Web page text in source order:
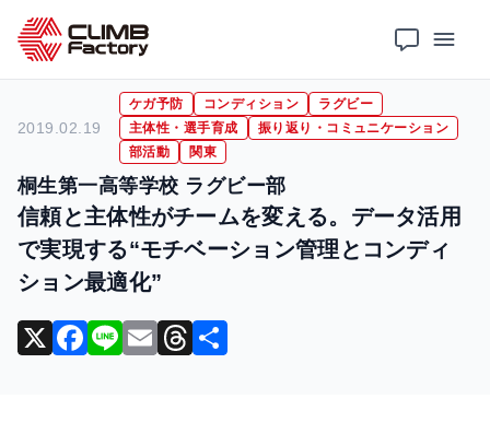
ホーム 導入事例 信頼と主体性がチームを変える。データ活用で実現する“モチベーション管理とコンディション最適化”
桐生第一高等学校 ラグビー部
2019.02.19
ケガ予防 コンディション
ラグビー
主体性・選手育成
振り返り・コミュニケーション
部活動
関東
信頼と主体性がチームを変える。データ活用
で実現する“モチベーション管理とコンディ
ション最適化”
X F Li E T